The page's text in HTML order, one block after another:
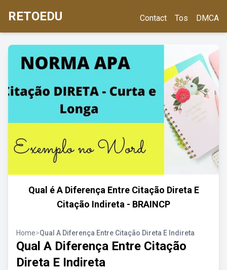
RETOEDU Contact Tos DMCA
Qual é A Diferença Entre Citação Direta E
Citação Indireta - BRAINCP
Home>Qual A Diferença Entre Citação Direta E Indireta
Qual A Diferença Entre Citação
Direta E Indireta